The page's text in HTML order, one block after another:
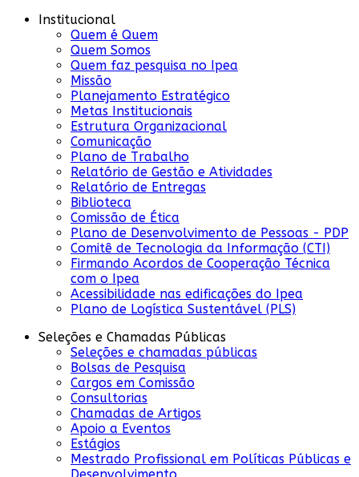
Institucional
Quem é Quem
Quem Somos
Quem faz pesquisa no Ipea
Missão
Planejamento Estratégico
Metas Institucionais
Estrutura Organizacional
Comunicação
Plano de Trabalho
Relatório de Gestão e Atividades
Relatório de Entregas
Biblioteca
Comissão de Ética
Plano de Desenvolvimento de Pessoas - PDP
Comitê de Tecnologia da Informação (CTI)
Firmando Acordos de Cooperação Técnica
com o Ipea
Acessibilidade nas edificações do Ipea
Plano de Logística Sustentável (PLS)
Seleções e Chamadas Públicas
Seleções e chamadas públicas
Bolsas de Pesquisa
Cargos em Comissão
Consultorias
Chamadas de Artigos
Apoio a Eventos
Estágios
Mestrado Profissional em Políticas Públicas e